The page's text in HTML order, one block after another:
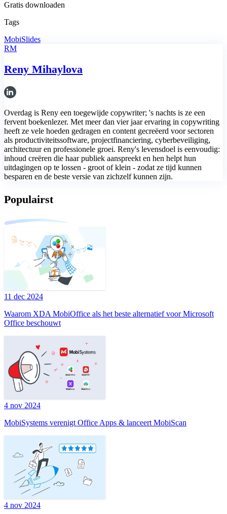
Gratis downloaden
Tags
MobiSlides
RM
Reny Mihaylova
Overdag is Reny een toegewijde copywriter; 's nachts is ze een
fervent boekenlezer. Met meer dan vier jaar ervaring in copywriting
heeft ze vele hoeden gedragen en content gecreëerd voor sectoren
als productiviteitssoftware, projectfinanciering, cyberbeveiliging,
architectuur en professionele groei. Reny's levensdoel is eenvoudig:
inhoud creëren die haar publiek aanspreekt en hen helpt hun
uitdagingen op te lossen - groot of klein - zodat ze tijd kunnen
besparen en de beste versie van zichzelf kunnen zijn.
Populairst
11 dec 2024
Waarom XDA MobiOffice als het beste alternatief voor Microsoft
Office beschouwt
4 nov 2024
MobiSystems verenigt Office Apps & lanceert MobiScan
4 nov 2024